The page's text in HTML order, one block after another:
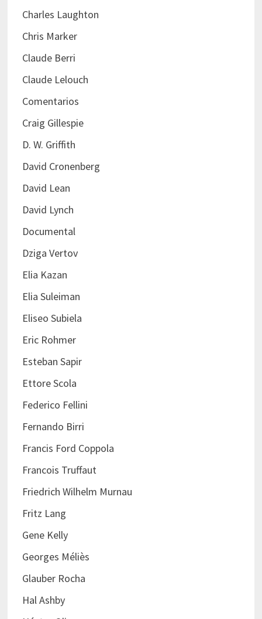
Charles Laughton
Chris Marker
Claude Berri
Claude Lelouch
Comentarios
Craig Gillespie
D. W. Griffith
David Cronenberg
David Lean
David Lynch
Documental
Dziga Vertov
Elia Kazan
Elia Suleiman
Eliseo Subiela
Eric Rohmer
Esteban Sapir
Ettore Scola
Federico Fellini
Fernando Birri
Francis Ford Coppola
Francois Truffaut
Friedrich Wilhelm Murnau
Fritz Lang
Gene Kelly
Georges Méliès
Glauber Rocha
Hal Ashby